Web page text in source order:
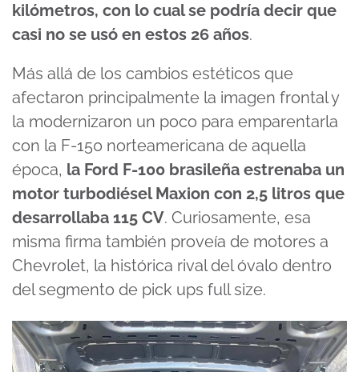
kilómetros, con lo cual se podría decir que
casi no se usó en estos 26 años.
Más allá de los cambios estéticos que
afectaron principalmente la imagen frontal y
la modernizaron un poco para emparentarla
con la F-150 norteamericana de aquella
época, la Ford F-100 brasileña estrenaba un
motor turbodiésel Maxion con 2,5 litros que
desarrollaba 115 CV. Curiosamente, esa
misma firma también proveía de motores a
Chevrolet, la histórica rival del óvalo dentro
del segmento de pick ups full size.